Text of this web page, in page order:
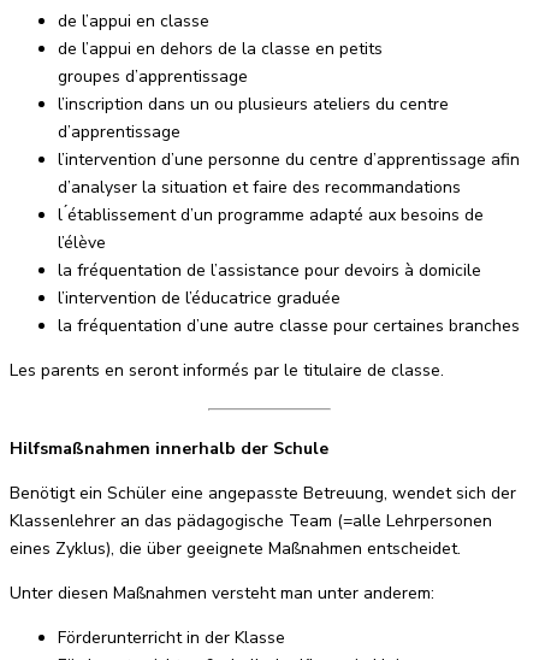
de l’appui en classe
de l’appui en dehors de la classe en petits
groupes d’apprentissage
l’inscription dans un ou plusieurs ateliers du centre
d’apprentissage
l’intervention d’une personne du centre d’apprentissage afin
d’analyser la situation et faire des recommandations
l ́établissement d’un programme adapté aux besoins de
l’élève
la fréquentation de l’assistance pour devoirs à domicile
l’intervention de l’éducatrice graduée
la fréquentation d’une autre classe pour certaines branches
Les parents en seront informés par le titulaire de classe.
Hilfsmaßnahmen innerhalb der Schule
Benötigt ein Schüler eine angepasste Betreuung, wendet sich der
Klassenlehrer an das pädagogische Team (=alle Lehrpersonen
eines Zyklus), die über geeignete Maßnahmen entscheidet.
Unter diesen Maßnahmen versteht man unter anderem:
Förderunterricht in der Klasse